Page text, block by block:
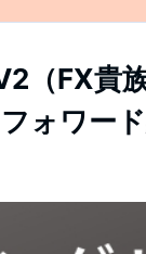
（FX貴
ォワー